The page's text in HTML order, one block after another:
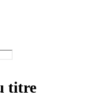
titre